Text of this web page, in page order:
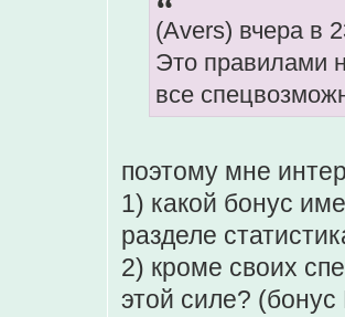
(Avers) вчера в
Это правилами
все
поэтому мне
1) какой бонус
разделе
2) кроме своих
этой силе?